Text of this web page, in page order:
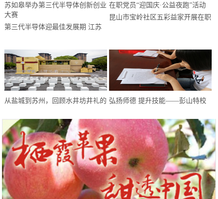
第三代半导体迎最佳发展期 江苏
赛
昆山市宝岭社区五彩益家开展在职
从盐城到苏州，回顾水井坊井礼的 弘扬师德 提升技能——彭山特校